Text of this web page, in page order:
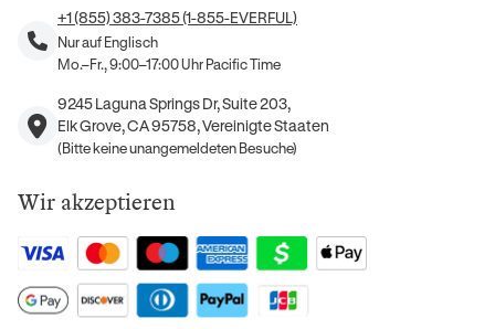
+1 (855) 383-7385 (1-855-EVERFUL)
Nur auf Englisch
Mo.–Fr., 9:00–17:00 Uhr Pacific Time
9245 Laguna Springs Dr, Suite 203,
Elk Grove, CA 95758, Vereinigte Staaten
(Bitte keine unangemeldeten Besuche)
Wir akzeptieren